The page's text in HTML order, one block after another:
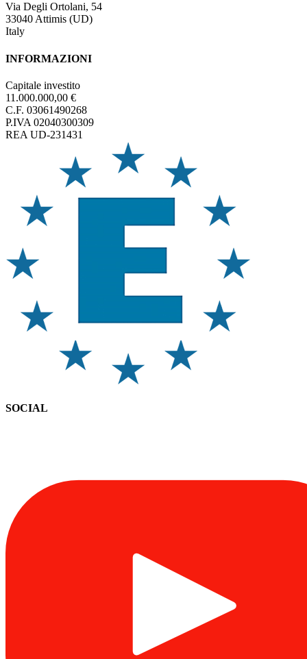
Via Degli Ortolani, 54
33040 Attimis (UD)
Italy
INFORMAZIONI
Capitale investito
11.000.000,00 €
C.F. 03061490268
P.IVA 02040300309
REA UD-231431
SOCIAL